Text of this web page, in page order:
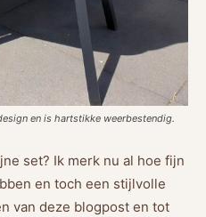
en is hartstikke weerbestendig.
set? Ik merk nu al hoe fijn
en toch een stijlvolle
van deze blogpost en tot